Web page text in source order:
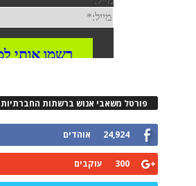
פורטל משאבי אנוש ברשתות החברתיות
24,924 אוהדים
300 עוקבים